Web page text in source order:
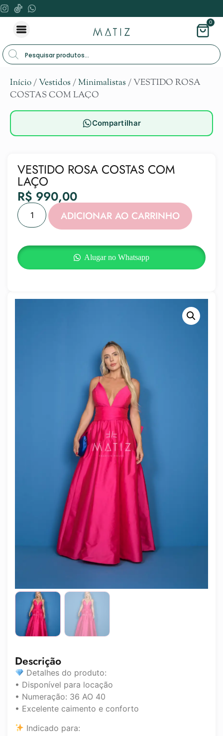
0
Início/Vestidos /Minimalistas / VESTIDO ROSA
COSTAS COM LAÇO
Compartilhar
Descrição
Detalhes do produto:
• Disponível para locação
• Numeração: 36 AO 40
• Excelente caimento e conforto
Indicado para:
VESTIDO ROSA COSTAS COM
LAÇO
R$ 990,00
ADICIONAR AO CARRINHO
Alugar no Whatsapp